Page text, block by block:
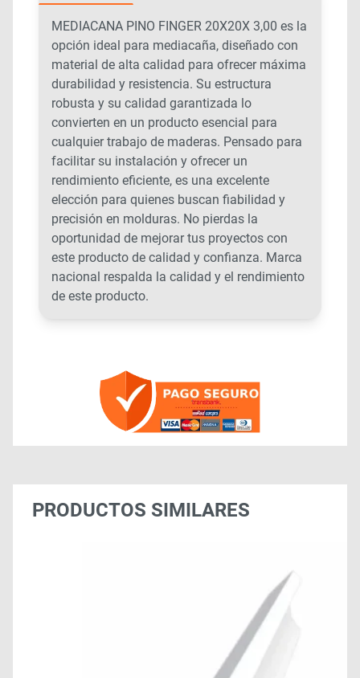
MEDIACANA PINO FINGER 20X20X 3,00 es la
opción ideal para mediacaña, diseñado con
material de alta calidad para ofrecer máxima
durabilidad y resistencia. Su estructura
robusta y su calidad garantizada lo
convierten en un producto esencial para
cualquier trabajo de maderas. Pensado para
facilitar su instalación y ofrecer un
rendimiento eficiente, es una excelente
elección para quienes buscan fiabilidad y
precisión en molduras. No pierdas la
oportunidad de mejorar tus proyectos con
este producto de calidad y confianza. Marca
nacional respalda la calidad y el rendimiento
de este producto.
PRODUCTOS SIMILARES